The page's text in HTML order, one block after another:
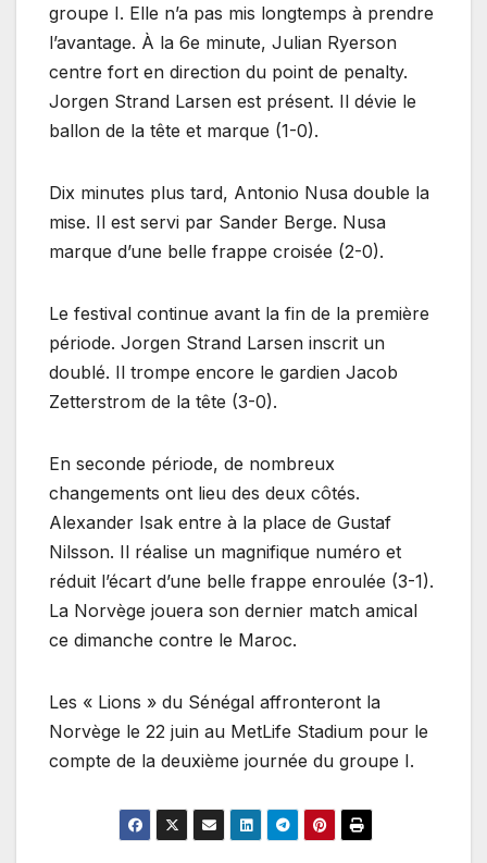
groupe I. Elle n’a pas mis longtemps à prendre
l’avantage. À la 6e minute, Julian Ryerson
centre fort en direction du point de penalty.
Jorgen Strand Larsen est présent. Il dévie le
ballon de la tête et marque (1-0).
Dix minutes plus tard, Antonio Nusa double la
mise. Il est servi par Sander Berge. Nusa
marque d’une belle frappe croisée (2-0).
Le festival continue avant la fin de la première
période. Jorgen Strand Larsen inscrit un
doublé. Il trompe encore le gardien Jacob
Zetterstrom de la tête (3-0).
En seconde période, de nombreux
changements ont lieu des deux côtés.
Alexander Isak entre à la place de Gustaf
Nilsson. Il réalise un magnifique numéro et
réduit l’écart d’une belle frappe enroulée (3-1).
La Norvège jouera son dernier match amical
ce dimanche contre le Maroc.
Les « Lions » du Sénégal affronteront la
Norvège le 22 juin au MetLife Stadium pour le
compte de la deuxième journée du groupe I.